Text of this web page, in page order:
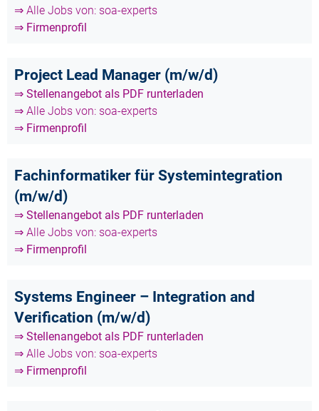
⇒ Alle Jobs von: soa-experts
⇒ Firmenprofil
Project Lead Manager (m/w/d)
⇒ Stellenangebot als PDF runterladen
⇒ Alle Jobs von: soa-experts
⇒ Firmenprofil
Fachinformatiker für Systemintegration
(m/w/d)
⇒ Stellenangebot als PDF runterladen
⇒ Alle Jobs von: soa-experts
⇒ Firmenprofil
Systems Engineer – Integration and
Verification (m/w/d)
⇒ Stellenangebot als PDF runterladen
⇒ Alle Jobs von: soa-experts
⇒ Firmenprofil